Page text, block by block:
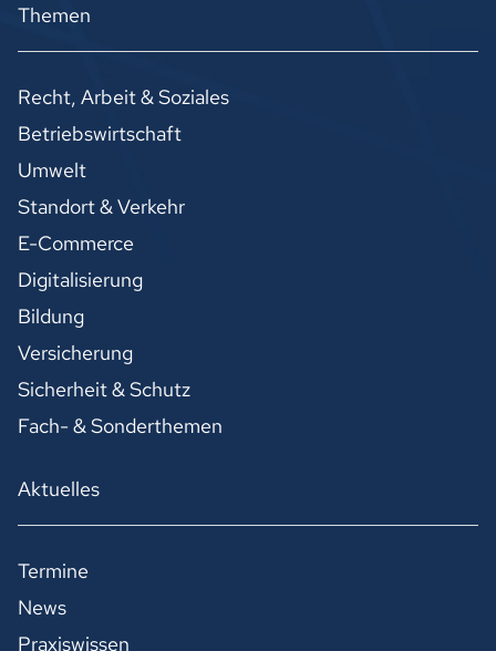
Themen
Recht, Arbeit & Soziales
Betriebswirtschaft
Umwelt
Standort & Verkehr
E-Commerce
Digitalisierung
Bildung
Versicherung
Sicherheit & Schutz
Fach- & Sonderthemen
Aktuelles
Termine
News
Praxiswissen